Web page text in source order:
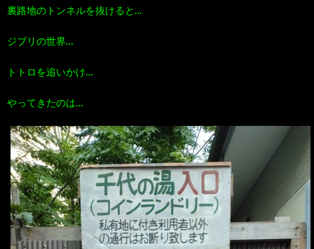
裏路地のトンネルを抜けると…
ジブリの世界…
トトロを追いかけ…
やってきたのは…